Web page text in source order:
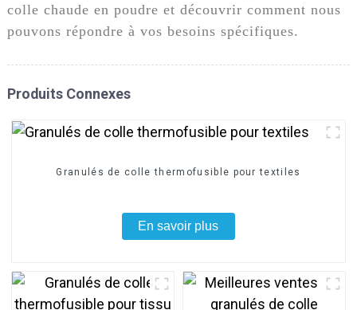
colle chaude en poudre et découvrir comment nous
pouvons répondre à vos besoins spécifiques.
Produits Connexes
Granulés de colle thermofusible pour textiles
En savoir plus